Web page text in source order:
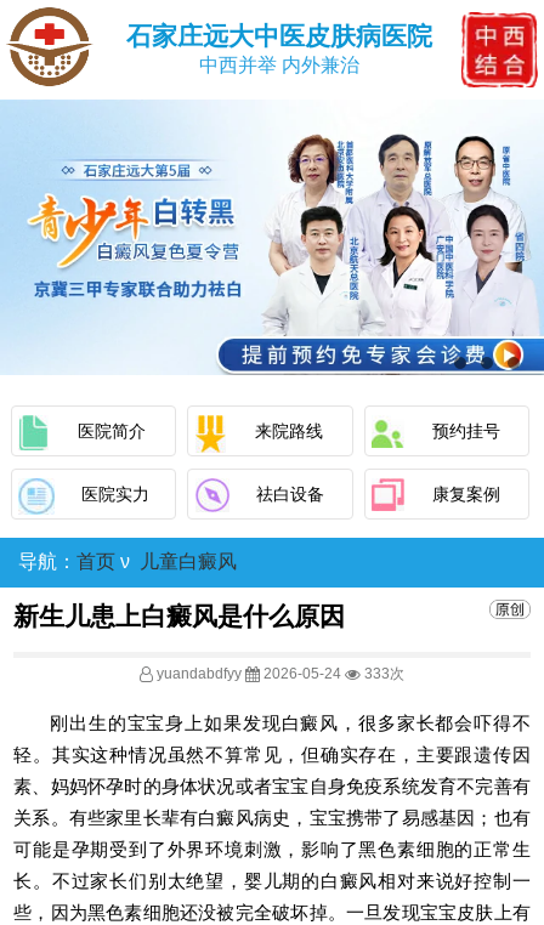
石家庄远大中医皮肤病医院
中西并举 内外兼治
医院简介 来院路线 预约挂号
医院实力 祛白设备 康复案例
导航： 首页 ν 儿童白癜风
新生儿患上白癜风是什么原因
yuandabdfyy 2026-05-24 333次
刚出生的宝宝身上如果发现白癜风，很多家长都会吓得不
轻。其实这种情况虽然不算常见，但确实存在，主要跟遗传因
素、妈妈怀孕时的身体状况或者宝宝自身免疫系统发育不完善有
关系。有些家里长辈有白癜风病史，宝宝携带了易感基因；也有
可能是孕期受到了外界环境刺激，影响了黑色素细胞的正常生
长。不过家长们别太绝望，婴儿期的白癜风相对来说好控制一
些，因为黑色素细胞还没被完全破坏掉。一旦发现宝宝皮肤上有